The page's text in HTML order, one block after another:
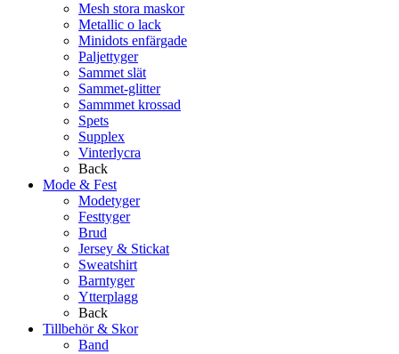
Mesh stora maskor
Metallic o lack
Minidots enfärgade
Paljettyger
Sammet slät
Sammet-glitter
Sammmet krossad
Spets
Supplex
Vinterlycra
Back
Mode & Fest
Modetyger
Festtyger
Brud
Jersey & Stickat
Sweatshirt
Barntyger
Ytterplagg
Back
Tillbehör & Skor
Band